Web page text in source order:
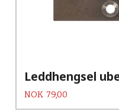
Leddhengsel
Pris
NOK 79,00